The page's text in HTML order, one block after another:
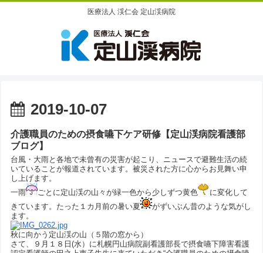
医療法人 渓仁会 定山渓病院
2019-10-07
介護職員のための摂食嚥下ケア研修【定山渓病院看護部
ブログ】
台風・大雨と各地で未曾有の災害が起こり、ニュースで避難生活の続
いていることが報道されています。被災された方に心からお見舞い申
し上げます。
一雨
ごとに定山渓の山々が緑一色から少しずつ黄色
に変化して
きています。たった１カ月前の暑い夏
がずいぶん昔のような気がし
ます。
秋に向かう定山渓の山（５階の窓から）
さて、９月１８日(水）に札幌円山病院副看護部長で摂食嚥下障害看護